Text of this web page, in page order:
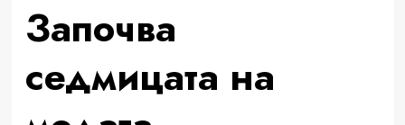
Започва
седмицата на